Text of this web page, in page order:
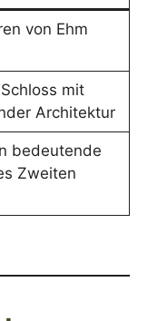
von Ehm
mit
Architektur
bedeutende
Zweiten